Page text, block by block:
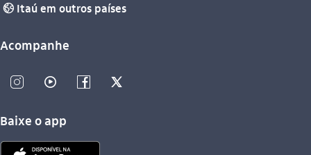
globo_outline Itaú em outros países
Acompanhe
instagram_outline video_outline facebook_outline twitter_outline
Baixe o app